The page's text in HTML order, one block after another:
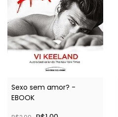
Sexo sem amor? -
EBOOK